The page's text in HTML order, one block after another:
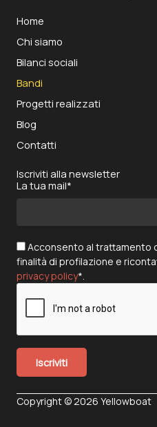
Home
Chi siamo
Bilanci sociali
Bandi
Progetti realizzati
Blog
Contatti
Iscriviti alla newsletter
La tua mail*
Acconsento al trattamento
finalità di profilazione e
privacy policy*.
Copyright © 2026 Yellowboat